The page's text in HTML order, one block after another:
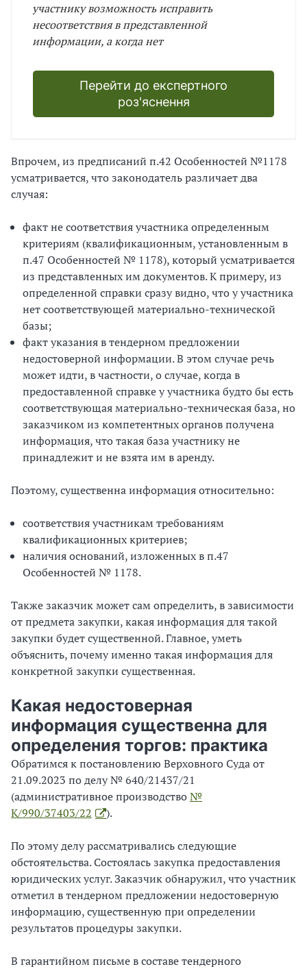
участнику возможность исправить
несоответствия в представленной
информации, а когда нет
Перейти до експертного
роз'яснення
Впрочем, из предписаний п.42 Особенностей №1178
усматривается, что законодатель различает два
случая:
факт не соответствия участника определенным
критериям (квалификационным, установленным в
п.47 Особенностей № 1178), который усматривается
из представленных им документов. К примеру, из
определенной справки сразу видно, что у участника
нет соответствующей материально-технической
базы;
факт указания в тендерном предложении
недостоверной информации. В этом случае речь
может идти, в частности, о случае, когда в
предоставленной справке у участника будто бы есть
соответствующая материально-техническая база, но
заказчиком из компетентных органов получена
информация, что такая база участнику не
принадлежит и не взята им в аренду.
Поэтому, существенна информация относительно:
соответствия участникам требованиям
квалификационных критериев;
наличия оснований, изложенных в п.47
Особенностей № 1178.
Также заказчик может сам определить, в зависимости
от предмета закупки, какая информация для такой
закупки будет существенной. Главное, уметь
объяснить, почему именно такая информация для
конкретной закупки существенная.
Какая недостоверная
информация существенна для
определения торгов: практика
Обратимся к постановлению Верховного Суда от
21.09.2023 по делу № 640/21437/21
(административное производство№
К/990/37403/22
).
По этому делу рассматривались следующие
обстоятельства. Состоялась закупка предоставления
юридических услуг. Заказчик обнаружил, что участник
отметил в тендерном предложении недостоверную
информацию, существенную при определении
результатов процедуры закупки.
В гарантийном письме в составе тендерного